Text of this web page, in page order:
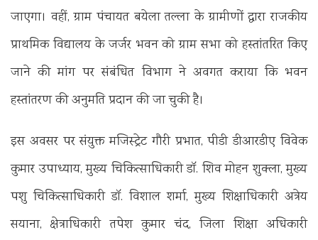
जाएगा। वहीं, ग्राम पंचायत बयेला तल्ला के ग्रामीणों द्वारा राजकीय
प्राथमिक विद्यालय के जर्जर भवन को ग्राम सभा को हस्तांतरित किए
जाने की मांग पर संबंधित विभाग ने अवगत कराया कि भवन
हस्तांतरण की अनुमति प्रदान की जा चुकी है।
इस अवसर पर संयुक्त मजिस्ट्रेट गौरी प्रभात, पीडी डीआरडीए विवेक
कुमार उपाध्याय, मुख्य चिकित्साधिकारी डॉ. शिव मोहन शुक्ला, मुख्य
पशु चिकित्साधिकारी डॉ. विशाल शर्मा, मुख्य शिक्षाधिकारी अत्रेय
सयाना, क्षेत्राधिकारी तपेश कुमार चंद, जिला शिक्षा अधिकारी